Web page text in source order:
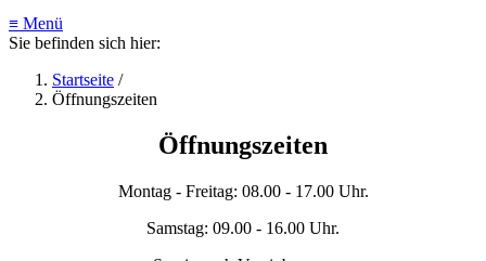
≡ Menü
Sie befinden sich hier:
Startseite /
Öffnungszeiten
Öffnungszeiten
Montag - Freitag: 08.00 - 17.00 Uhr.
Samstag: 09.00 - 16.00 Uhr.